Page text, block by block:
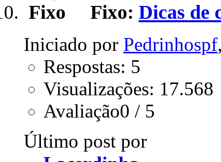
Fixo: Dicas de
Iniciado por Pedrinhospf
Respostas: 5
Visualizações: 17.568
Avaliação0 / 5
Último post por